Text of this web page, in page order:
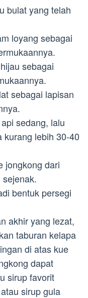
bulat yang telah
loyang sebagai
sebagai
sebagai lapisan
sedang, lalu
kurang lebih 30-40
jongkong dari
bentuk persegi
akhir yang lezat,
taburan kelapa
di atas kue
dapat
sirup favorit
sirup gula